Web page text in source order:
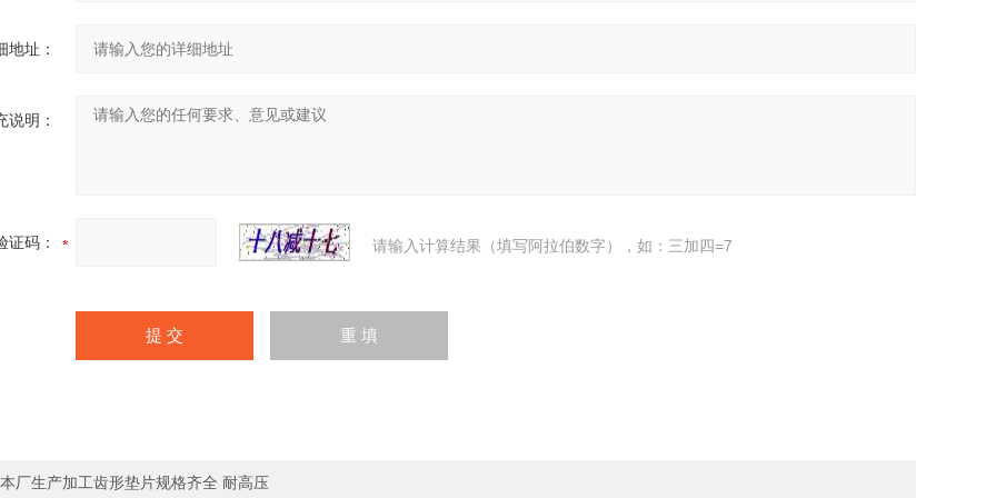
地址：
说明：
证码： 请输入计算结果（填写阿拉伯数字），如：三加四=7
本厂生产加工齿形垫片规格齐全 耐高压